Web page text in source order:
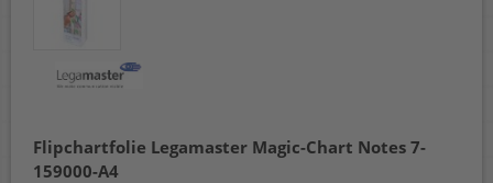
Flipchartfolie Legamaster Magic-Chart Notes 7-
159000-A4